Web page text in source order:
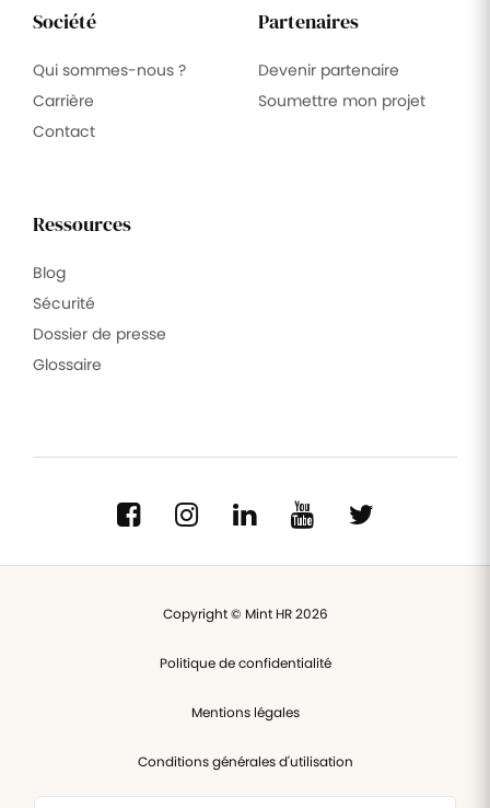
Société
Qui sommes-nous ?
Carrière
Contact
Partenaires
Devenir partenaire
Soumettre mon projet
Ressources
Blog
Sécurité
Dossier de presse
Glossaire
Copyright © Mint HR 2026
Politique de confidentialité
Mentions légales
Conditions générales d'utilisation